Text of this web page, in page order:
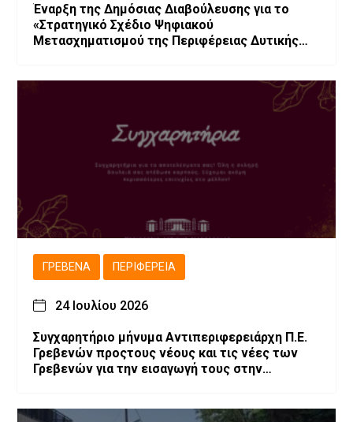
Έναρξη της Δημόσιας Διαβούλευσης για το
«Στρατηγικό Σχέδιο Ψηφιακού
Μετασχηματισμού της Περιφέρειας Δυτικής
ΓΡΕΒΕΝΆ ΠΕΡΙΦΈΡΕΙΑ
24 Ιουλίου 2026
Συγχαρητήριο μήνυμα Αντιπεριφερειάρχη Π.Ε.
Γρεβενών προςτους νέους και τις νέες των
Γρεβενών για την εισαγωγή τους στην